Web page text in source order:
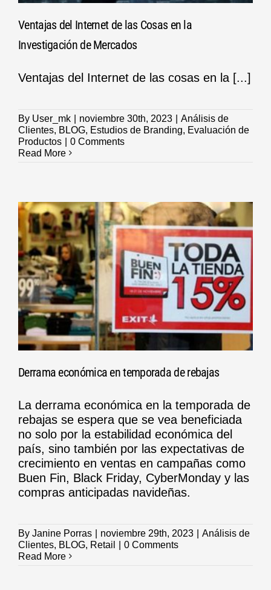
Ventajas del Internet de las Cosas en la
Investigación de Mercados
Ventajas del Internet de las cosas en la [...]
By User_mk noviembre 30th, 2023
Análisis de
Clientes, BLOG, Estudios de Branding, Evaluación de
Productos
0 Comments
Read More
Derrama económica en temporada de rebajas
La derrama económica en la temporada de
rebajas se espera que se vea beneficiada
no solo por la estabilidad económica del
país, sino también por las expectativas de
crecimiento en ventas en campañas como
Buen Fin, Black Friday, CyberMonday y las
compras anticipadas navideñas.
By Janine Porras noviembre 29th, 2023
Análisis de
Clientes, BLOG, Retail
0 Comments
Read More